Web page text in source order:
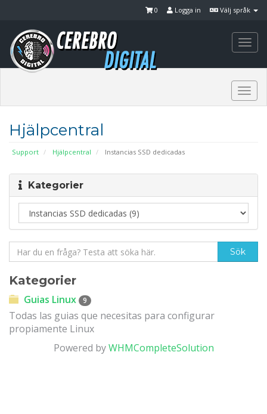
Välj språk
Logga in
0
Hjälpcentral
Support Hjälpcentral Instancias SSD dedicadas
Kategorier
Kategorier
Guias Linux 9
Todas las guias que necesitas para configurar
propiamente Linux
Powered byWHMCompleteSolution